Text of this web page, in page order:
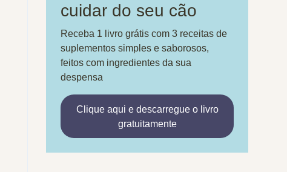
cuidar do seu cão
Receba 1 livro grátis com 3 receitas de
suplementos simples e saborosos,
feitos com ingredientes da sua
despensa
Clique aqui e descarregue o livro
gratuitamente